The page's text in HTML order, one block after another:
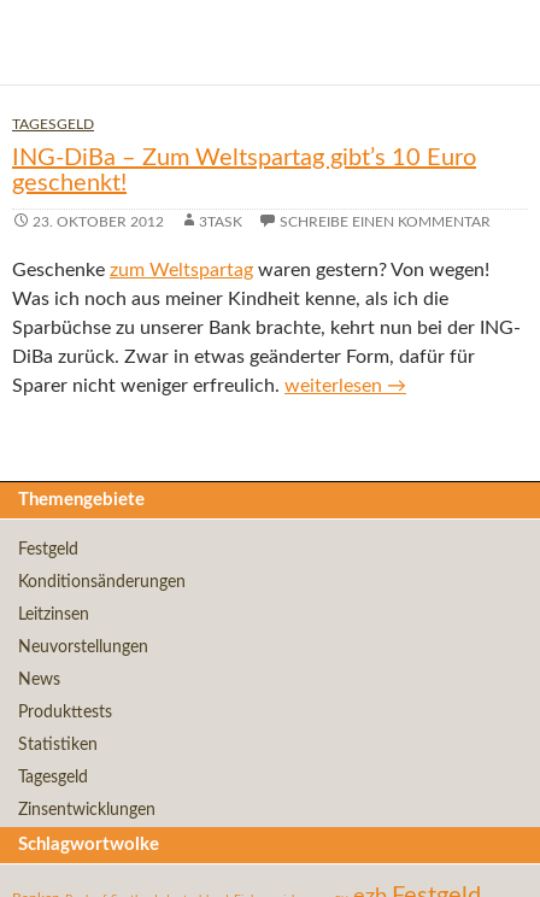
TAGESGELD
ING-DiBa – Zum Weltspartag gibt’s 10 Euro
geschenkt!
23. OKTOBER 2012 3TASK SCHREIBE EINEN KOMMENTAR
Geschenke zum Weltspartag waren gestern? Von wegen!
Was ich noch aus meiner Kindheit kenne, als ich die
Sparbüchse zu unserer Bank brachte, kehrt nun bei der ING-
DiBa zurück. Zwar in etwas geänderter Form, dafür für
Sparer nicht weniger erfreulich. ING-DiBa – Zum Weltspartag
weiterlesen →
Themengebiete
Festgeld
Konditionsänderungen
Leitzinsen
Neuvorstellungen
News
Produkttests
Statistiken
Tagesgeld
Zinsentwicklungen
Schlagwortwolke